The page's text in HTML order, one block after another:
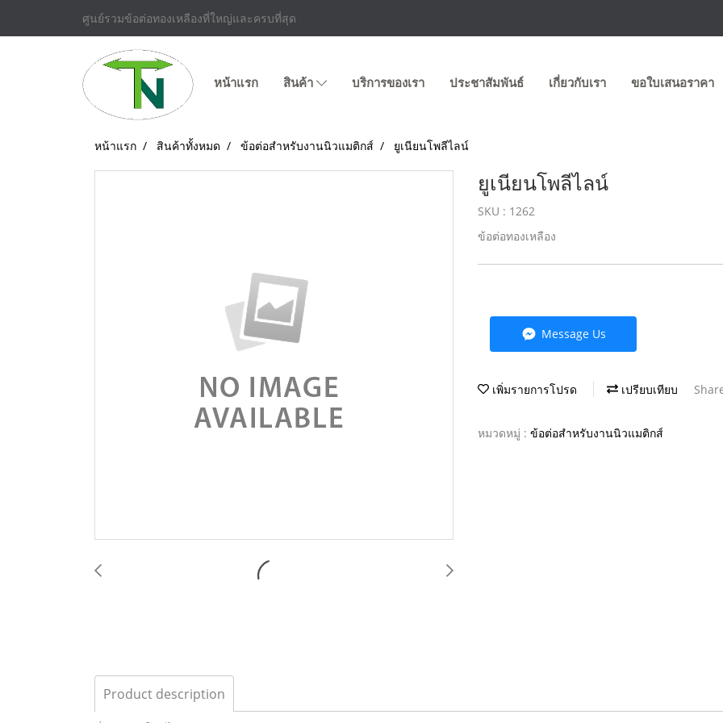
ศูนย์รวมข้อต่อทองเหลืองที่ใหญ่และครบที่สุด
หน้าแรก สินค้า บริการของเรา ประชาสัมพันธ์ เกี่ยวกับเรา ขอใบเสนอราคา
หน้าแรก สินค้าทั้งหมด ข้อต่อสำหรับงานนิวแมติกส์ ยูเนียนโพลีไลน์
ยูเนียนโพลีไลน์
SKU : 1262
ข้อต่อทองเหลือง
Message Us
เพิ่มรายการโปรด เปรียบเทียบ
หมวดหมู่ : ข้อต่อสำหรับงานนิวแมติกส์
Product description